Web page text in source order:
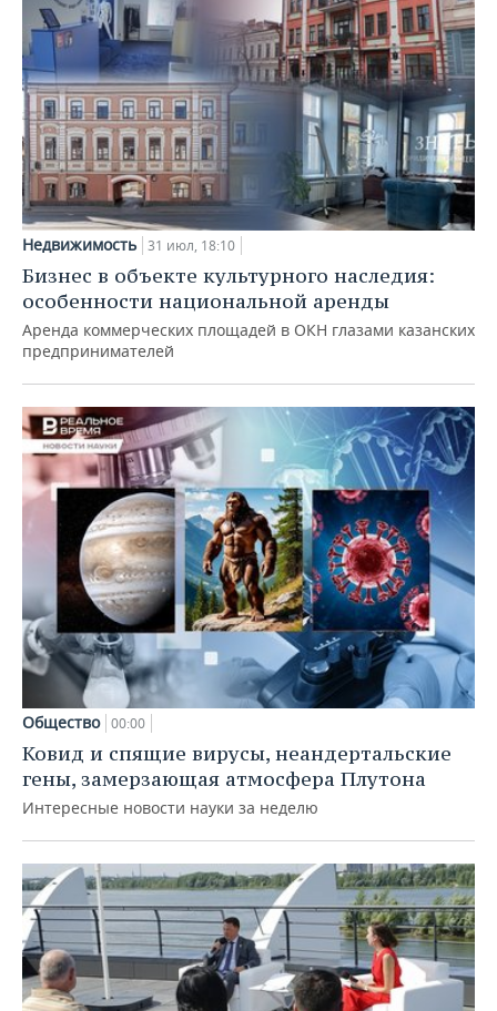
Недвижимость 31 июл, 18:10
Бизнес в объекте культурного наследия:
особенности национальной аренды
Аренда коммерческих площадей в ОКН глазами казанских
предпринимателей
Общество 00:00
Ковид и спящие вирусы, неандертальские
гены, замерзающая атмосфера Плутона
Интересные новости науки за неделю